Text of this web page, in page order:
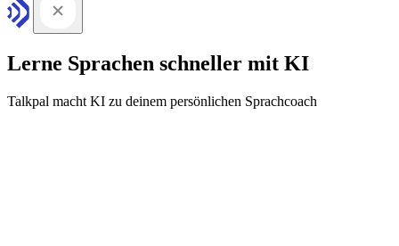
Lerne Sprachen schneller mit KI
Talkpal macht KI zu deinem persönlichen Sprachcoach